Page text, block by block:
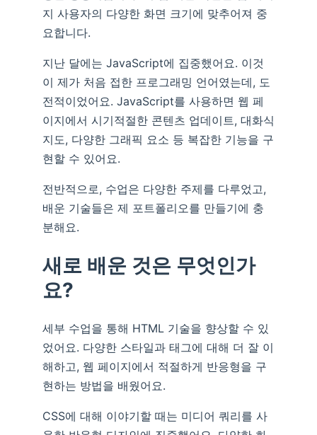
지 사용자의 다양한 화면 크기에 맞추어져 중
요합니다.
지난 달에는 JavaScript에 집중했어요. 이것
이 제가 처음 접한 프로그래밍 언어였는데, 도
전적이었어요. JavaScript를 사용하면 웹 페
이지에서 시기적절한 콘텐츠 업데이트, 대화식
지도, 다양한 그래픽 요소 등 복잡한 기능을 구
현할 수 있어요.
전반적으로, 수업은 다양한 주제를 다루었고,
배운 기술들은 제 포트폴리오를 만들기에 충
분해요.
새로 배운 것은 무엇인가
요?
세부 수업을 통해 HTML 기술을 향상할 수 있
었어요. 다양한 스타일과 태그에 대해 더 잘 이
해하고, 웹 페이지에서 적절하게 반응형을 구
현하는 방법을 배웠어요.
CSS에 대해 이야기할 때는 미디어 쿼리를 사